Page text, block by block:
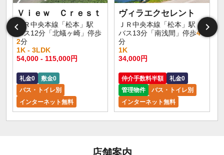
Ｖｉｅｗ Ｃｒｅｓｔ
ＪＲ中央本線「松本」駅
バス12分「北蟻ヶ崎」停歩
2分
1K - 3LDK
54,000 - 115,000円
礼金0
敷金0
バス・トイレ別
インターネット無料
ヴィラエクセレント
ＪＲ中央本線「松本」駅
バス13分「南浅間」停歩4
分
1K
34,000円
仲介手数料半額
礼金0
管理物件
バス・トイレ別
インターネット無料
店舗案内